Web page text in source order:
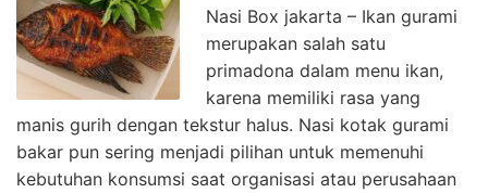
Nasi Box jakarta – Ikan gurami
merupakan salah satu
primadona dalam menu ikan,
karena memiliki rasa yang
manis gurih dengan tekstur halus. Nasi kotak gurami
bakar pun sering menjadi pilihan untuk memenuhi
kebutuhan konsumsi saat organisasi atau perusahaan